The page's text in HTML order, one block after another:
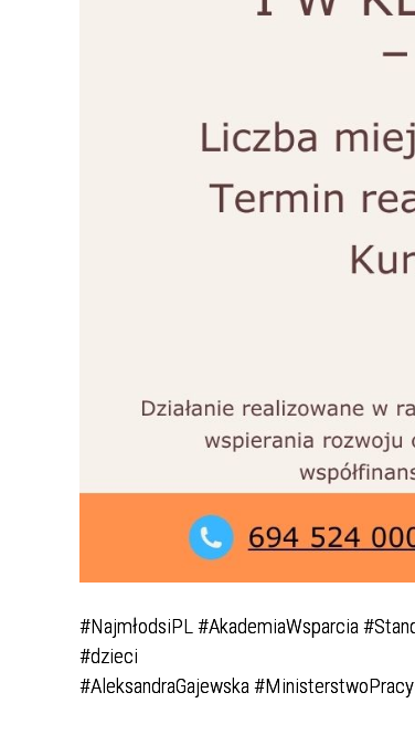
#NajmłodsiPL #AkademiaWsparcia
#dzieci
#AleksandraGajewska